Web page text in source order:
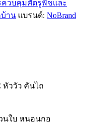
ควบคุมศัตรูพืชและ
าน แบรนด์: NoBrand
หัววัว คันไถ
นใบ หนอนกอ